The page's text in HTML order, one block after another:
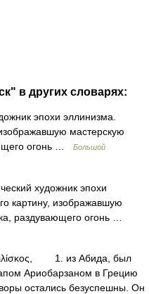
в других словарях:
эпохи эллинизма.
мастерскую
огонь …
Большой
художник эпохи
картину, изображавшую
раздувающего огонь …
1. из Абида, был
Ариобарзаном в Грецию
остались безуспешны. Он